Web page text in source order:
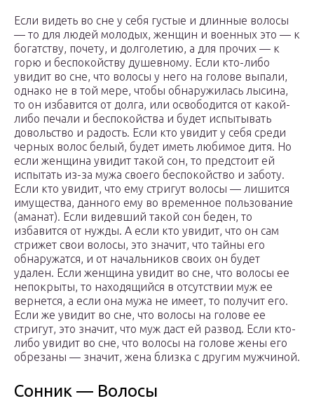
Если видеть во сне у себя густые и длинные волосы
— то для людей молодых, женщин и военных это — к
богатству, почету, и долголетию, а для прочих — к
горю и беспокойству душевному. Если кто-либо
увидит во сне, что волосы у него на голове выпали,
однако не в той мере, чтобы обнаружилась лысина,
то он избавится от долга, или освободится от какой-
либо печали и беспокойства и будет испытывать
довольство и радость. Если кто увидит у себя среди
черных волос белый, будет иметь любимое дитя. Но
если женщина увидит такой сон, то предстоит ей
испытать из-за мужа своего беспокойство и заботу.
Если кто увидит, что ему стригут волосы — лишится
имущества, данного ему во временное пользование
(аманат). Если видевший такой сон беден, то
избавится от нужды. А если кто увидит, что он сам
стрижет свои волосы, это значит, что тайны его
обнаружатся, и от начальников своих он будет
удален. Если женщина увидит во сне, что волосы ее
непокрыты, то находящийся в отсутствии муж ее
вернется, а если она мужа не имеет, то получит его.
Если же увидит во сне, что волосы на голове ее
стригут, это значит, что муж даст ей развод. Если кто-
либо увидит во сне, что волосы на голове жены его
обрезаны — значит, жена близка с другим мужчиной.
Сонник — Волосы